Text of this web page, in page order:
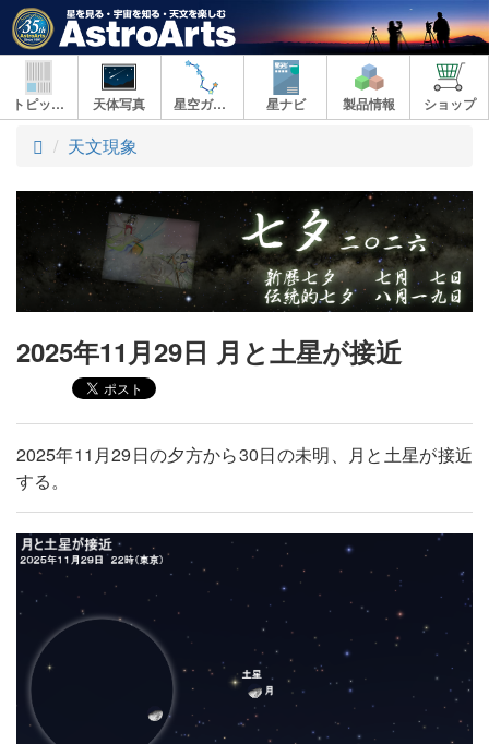
トピックス 天体写真 星空ガイド 星ナビ 製品情報 ショップ
ト
プ
天文現象
2025年11月29日 月と土星が接近
2025年11月29日の夕方から30日の未明、月と土星が接近
する。